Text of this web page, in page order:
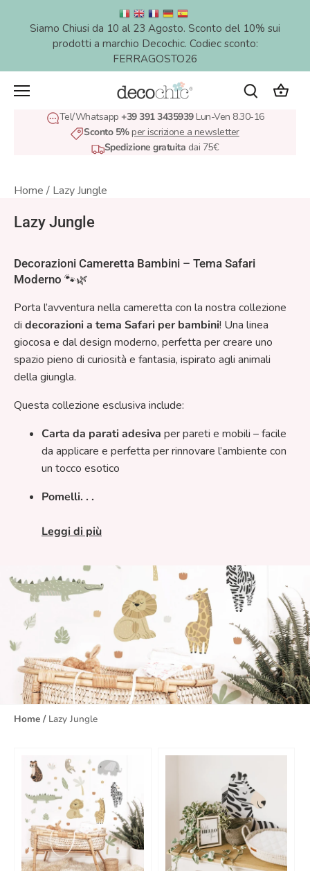
Siamo Chiusi da 10 al 23 Agosto. Sconto del 10% sui
prodotti a marchio Decochic. Codiec sconto:
FERRAGOSTO26
Tel/Whatsapp +39 391 3435939Lun-Ven 8.30-16
Sconto 5%per iscrizione a newsletter
Spedizione gratuita dai 75€
Home / Lazy Jungle
Lazy Jungle
Decorazioni Cameretta Bambini – Tema Safari
Moderno 🐾🌿
Porta l’avventura nella cameretta con la nostra collezione
di decorazioni a tema Safari per bambini! Una linea
giocosa e dal design moderno, perfetta per creare uno
spazio pieno di curiosità e fantasia, ispirato agli animali
della giungla.
Questa collezione esclusiva include:
Carta da parati adesiva per pareti e mobili – facile
da applicare e perfetta per rinnovare l’ambiente con
un tocco esotico
Pomelli. . .
Leggi di più
Home / Lazy Jungle